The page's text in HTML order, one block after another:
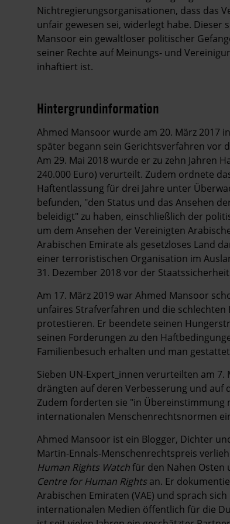
Nichtregierungsorganisationen, dass das
unfair gewesen sei, widerlegt habe.
Mansoor ein gewaltloser politischer
seiner Rechte auf Meinungs- und
inhaftiert ist.
Hintergrundinformation
Hintergrund
Ahmed Mansoor wurde am 20. März 2017
später begann sein Gerichtsverfahren vor
Am 29. Mai 2018 wurde er zu zehn Jahren
240.000 Euro) verurteilt. Zudem ordnete
Haftentlassung für drei Jahre unter
befunden, "den Status und das Ansehen
beleidigt" zu haben, einschließlich der
um dem Ansehen der Vereinigten
Arabischen Emirate als gesetzloses Land
einer terroristischen Organisation im
31. Dezember 2018 vor der
Am 17. März 2019 war Ahmed Mansoor
unfaires Strafverfahren und die schlechten
protestieren. Er beendete seinen
seinen Forderungen zu den
Familienbesuch erhalten und man
Sieben UN-Expert_innen verurteilten am
drängten auf deren Verbesserung und auf
Zudem forderten sie "in
internationalen Menschenrechtsnormen
Ahmed Mansoor ist ein Blogger, Dichter
Martin-Ennals-Menschenrechtspreis
Human Rights Watchfür den Nahen
Centre for Human Rights an. Er
Arabischen Emiraten (VAE) und sprach
internationalen Medien öffentlich für die